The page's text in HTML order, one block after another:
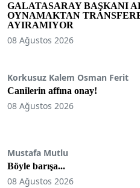
GALATASARAY BAŞKANI
OYNAMAKTAN
AYIRAMIYOR
08 Ağustos 2026
Korkusuz Kalem Osman Ferit
Canilerin affına onay!
08 Ağustos 2026
Mustafa Mutlu
Böyle barışa...
08 Ağustos 2026